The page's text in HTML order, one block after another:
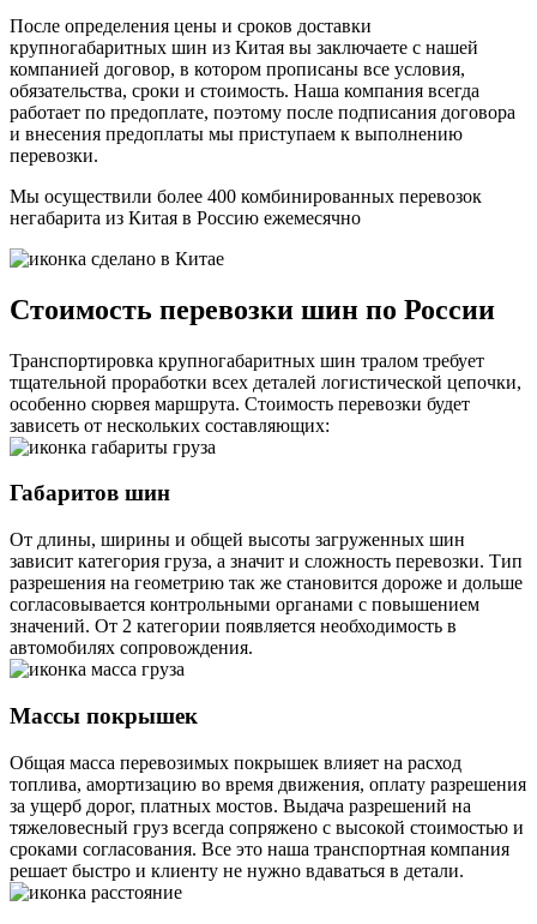
После определения цены и сроков доставки
крупногабаритных шин из Китая вы заключаете с нашей
компанией договор, в котором прописаны все условия,
обязательства, сроки и стоимость. Наша компания всегда
работает по предоплате, поэтому после подписания договора
и внесения предоплаты мы приступаем к выполнению
перевозки.
Мы осуществили более 400 комбинированных перевозок
негабарита из Китая в Россию ежемесячно
Стоимость перевозки шин по России
Транспортировка крупногабаритных шин тралом требует
тщательной проработки всех деталей логистической цепочки,
особенно сюрвея маршрута. Стоимость перевозки будет
зависеть от нескольких составляющих:
Габаритов шин
От длины, ширины и общей высоты загруженных шин
зависит категория груза, а значит и сложность перевозки. Тип
разрешения на геометрию так же становится дороже и дольше
согласовывается контрольными органами с повышением
значений. От 2 категории появляется необходимость в
автомобилях сопровождения.
Массы покрышек
Общая масса перевозимых покрышек влияет на расход
топлива, амортизацию во время движения, оплату разрешения
за ущерб дорог, платных мостов. Выдача разрешений на
тяжеловесный груз всегда сопряжено с высокой стоимостью и
сроками согласования. Все это наша транспортная компания
решает быстро и клиенту не нужно вдаваться в детали.